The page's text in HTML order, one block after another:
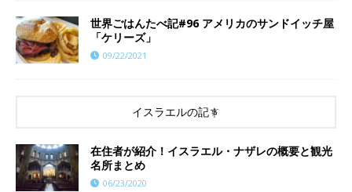
世界ごはんたべ記#96 アメリカのサンドイッチ屋
「ケリーズ」
09/22/2021
イスラエルの記事
在住者が紹介！イスラエル・ナザレの概要と観光
名所まとめ
06/23/2020